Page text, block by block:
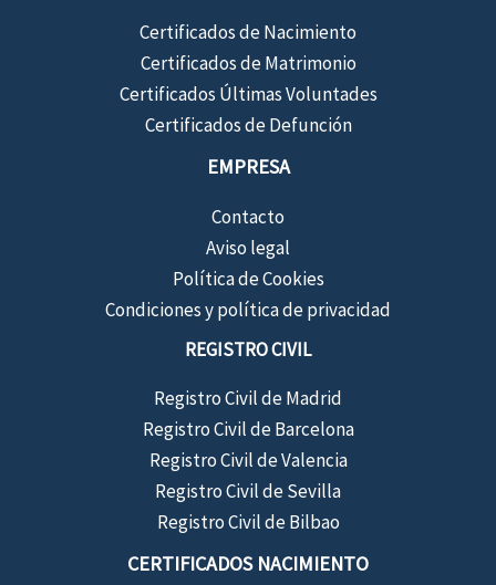
Certificados de Nacimiento
Certificados de Matrimonio
Certificados Últimas Voluntades
Certificados de Defunción
EMPRESA
Contacto
Aviso legal
Política de Cookies
Condiciones y política de privacidad
REGISTRO CIVIL
Registro Civil de Madrid
Registro Civil de Barcelona
Registro Civil de Valencia
Registro Civil de Sevilla
Registro Civil de Bilbao
CERTIFICADOS NACIMIENTO